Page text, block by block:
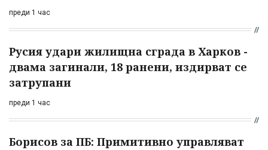
преди 1 час
Русия удари жилищна сграда в Харков -
двама загинали, 18 ранени, издирват се
затрупани
преди 1 час
Борисов за ПБ: Примитивно управляват